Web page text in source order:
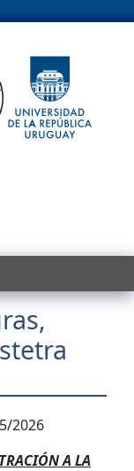
2026
A LA